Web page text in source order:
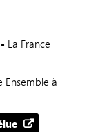
La France
Ensemble à